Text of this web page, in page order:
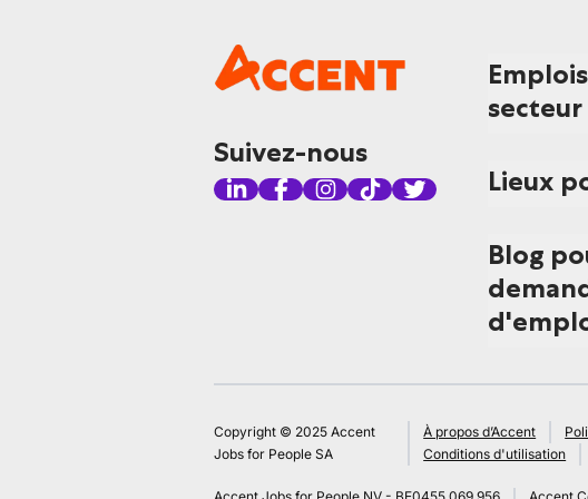
Suivez-nous
secteur
Lieux
Blog
Copyright © 2025 Accent
Jobs for People SA
À propos d’Accent
Conditions d'utilisation